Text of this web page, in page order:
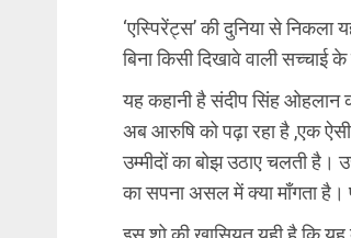
‘एस्पिरेंट्स’ की दुनिया से निकला
बिना किसी दिखावे वाली
यह कहानी है संदीप सिंह ओहलान
अब आरुषि को पढ़ा रहा है ,एक
उम्मीदों का बोझ उठाए चलती है।
का सपना असल में क्या माँगता है।